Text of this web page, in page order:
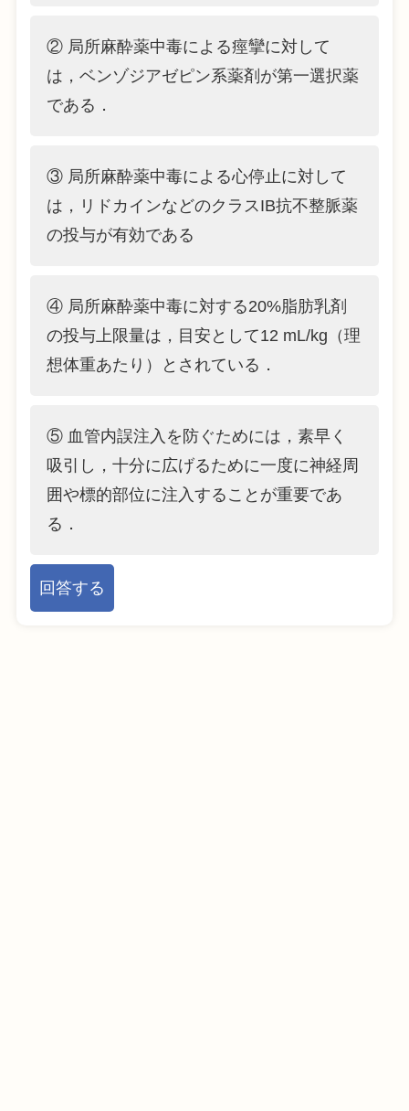
② 局所麻酔薬中毒による痙攣に対して
は，ベンゾジアゼピン系薬剤が第一選択薬
である．
③ 局所麻酔薬中毒による心停止に対して
は，リドカインなどのクラスIB抗不整脈薬
の投与が有効である
④ 局所麻酔薬中毒に対する20%脂肪乳剤
の投与上限量は，目安として12 mL/kg（理
想体重あたり）とされている．
⑤ 血管内誤注入を防ぐためには，素早く
吸引し，十分に広げるために一度に神経周
囲や標的部位に注入することが重要であ
る．
回答する